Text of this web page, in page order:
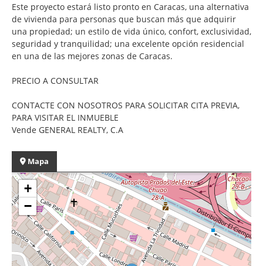
Este proyecto estará listo pronto en Caracas, una alternativa
de vivienda para personas que buscan más que adquirir
una propiedad; un estilo de vida único, confort, exclusividad,
seguridad y tranquilidad; una excelente opción residencial
en una de las mejores zonas de Caracas.
PRECIO A CONSULTAR
CONTACTE CON NOSOTROS PARA SOLICITAR CITA PREVIA,
PARA VISITAR EL INMUEBLE
Vende GENERAL REALTY, C.A
Mapa
+
−